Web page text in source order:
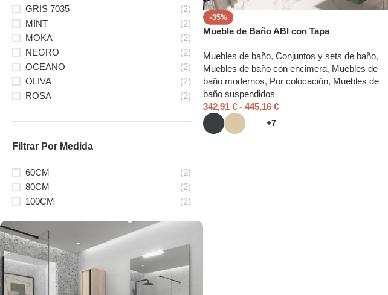
GRIS 7035
(2)
MINT
(2)
MOKA
(2)
NEGRO
(2)
OCEANO
(2)
OLIVA
(2)
ROSA
(2)
Filtrar Por Medida
60CM
(2)
80CM
(2)
100CM
(2)
-35%
Mueble de Baño ABI con Tapa
Muebles de baño, Conjuntos y sets de baño,
Muebles de baño con encimera, Muebles de
baño modernos, Por colocación, Muebles de
baño suspendidos
342,91 € - 445,16 €
+7